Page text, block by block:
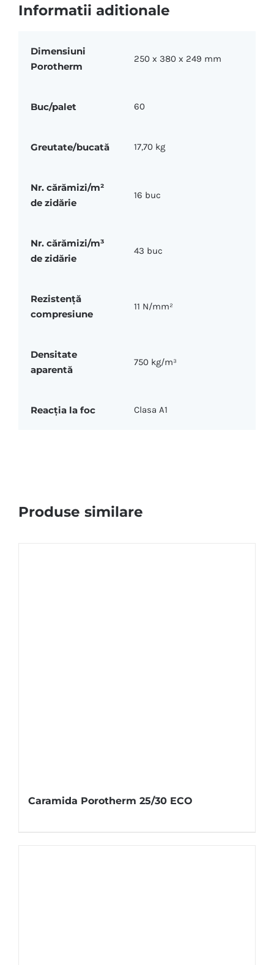
Informatii aditionale
Dimensiuni
Porotherm
250 x 380 x 249 mm
Buc/palet 60
Greutate/bucată 17,70 kg
Nr. cărămizi/m²
de zidărie
16 buc
Nr. cărămizi/m³
de zidărie
43 buc
Rezistență
compresiune
11 N/mm²
Densitate
aparentă
750 kg/m³
Reacția la foc Clasa A1
Produse similare
Caramida Porotherm 25/30 ECO